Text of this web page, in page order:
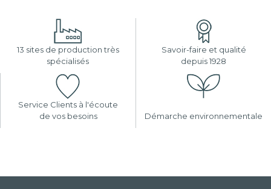
13 sites de production très
spécialisés
Savoir-faire et qualité
depuis 1928
Service Clients à l'écoute
de vos besoins
Démarche environnementale